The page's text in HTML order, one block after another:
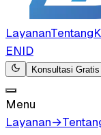
LayananTentang
ENID
Konsultasi Gratis
Menu
Layanan→